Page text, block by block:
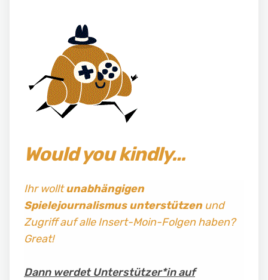
Would you kindly…
Ihr wolltunabhängigen
Spielejournalismus unterstützenund
Zugriff auf alle Insert-Moin-Folgen haben?
Great!
Dann werdet Unterstützer*in auf